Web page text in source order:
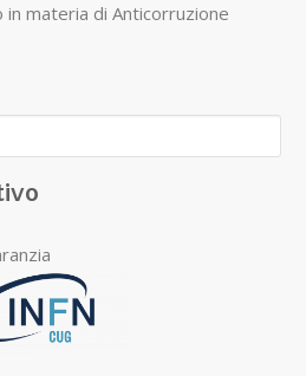
materia di Anticorruzione